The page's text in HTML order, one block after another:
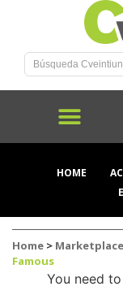
HOME
Home > Marketplace
Famous
You need